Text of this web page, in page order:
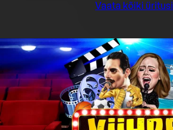
Vaata kõiki üritusi